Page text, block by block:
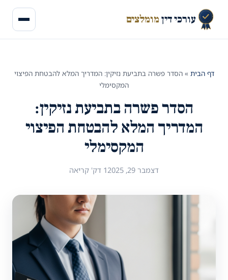
עורכי דיןמומלצים
דף הבית »הסדר פשרה בתביעת נזיקין: המדריך המלא להבטחת הפיצוי
המקסימלי
הסדר פשרה בתביעת נזיקין:
המדריך המלא להבטחת הפיצוי
המקסימלי
דצמבר 29, 2025 1 דק' קריאה